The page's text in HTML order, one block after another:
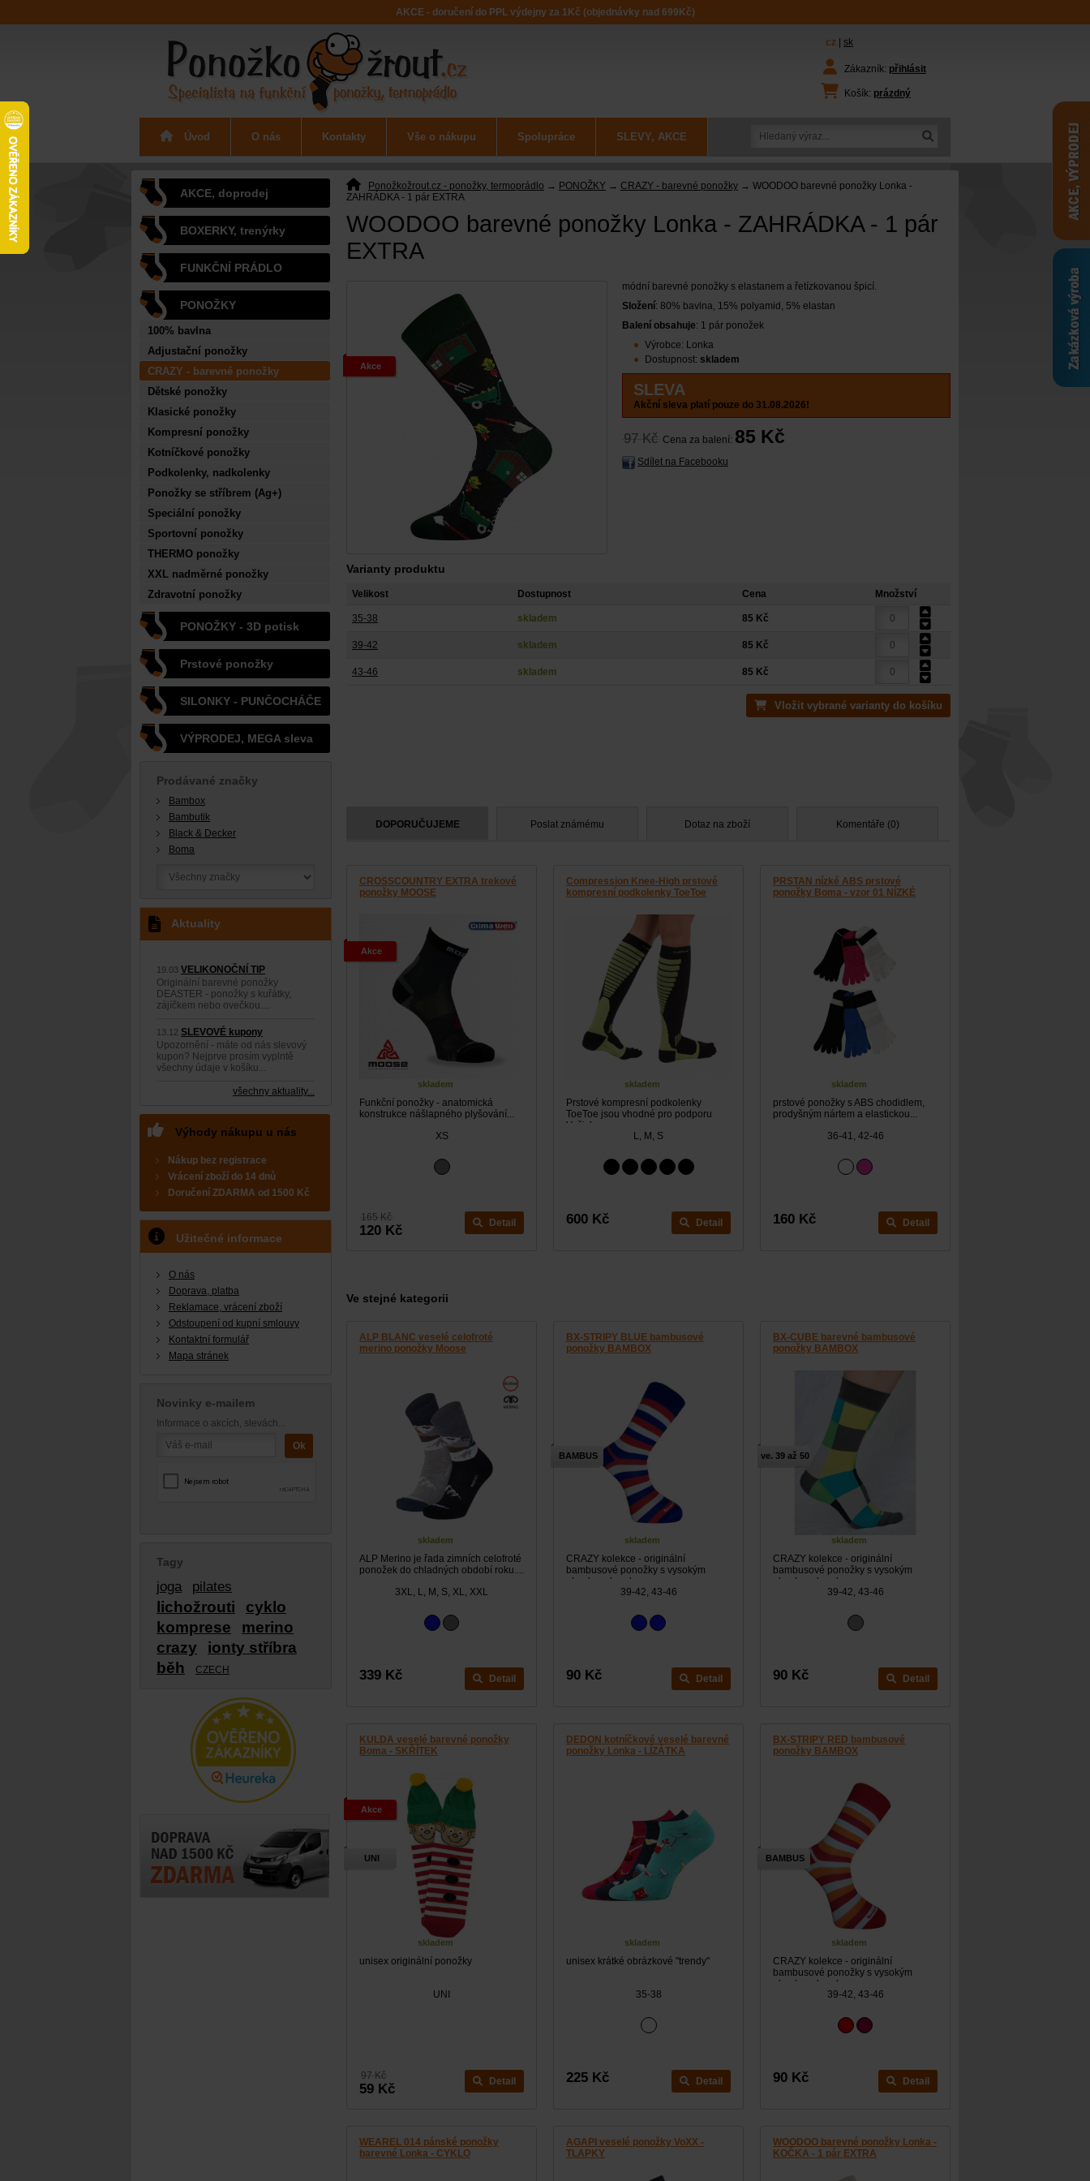
cz sk
Zákazník: přihlásit
Košík: prázdný
Úvod O nás Kontakty Vše o nákupu Spolupráce SLEVY, AKCE
Ponožkožrout.cz - ponožky, termoprádlo → PONOŽKY → CRAZY - barevné ponožky → WOODOO barevné ponožky Lonka -
ZAHRÁDKA - 1 pár EXTRA
WOODOO barevné ponožky Lonka - ZAHRÁDKA - 1 pár
EXTRA
Akce
módní barevné ponožky s elastanem a řetízkovanou špicí.
Složení: 80% bavlna, 15% polyamid, 5% elastan
Balení obsahuje: 1 pár ponožek
Výrobce: Lonka
Dostupnost: skladem
SLEVA
Akční sleva platí pouze do 31.08.2026!
97 Kč Cena za balení: 85 Kč
Sdílet na Facebooku
Varianty produktu
Velikost Dostupnost Cena Množství
35-38 skladem 85 Kč
39-42 skladem 85 Kč
43-46 skladem 85 Kč
Vložit vybrané varianty do košíku
DOPORUČUJEME Poslat známému Dotaz na zboží Komentáře (0)
CROSSCOUNTRY EXTRA trekové
ponožky MOOSE
skladem
Funkční ponožky - anatomická
konstrukce nášlapného plyšování...
XS
Akce
165 Kč
120 Kč Detail
Compression Knee-High prstové
kompresní podkolenky ToeToe
skladem
Prstové kompresní podkolenky
ToeToe jsou vhodné pro podporu
Vašich...
L, M, S
600 Kč Detail
PRSTAN nízké ABS prstové
ponožky Boma - vzor 01 NÍZKÉ
skladem
prstové ponožky s ABS chodidlem,
prodyšným nártem a elastickou...
36-41, 42-46
160 Kč Detail
Ve stejné kategorii
ALP BLANC veselé celofroté
merino ponožky Moose
skladem
ALP Merino je řada zimních celofroté
ponožek do chladných období roku....
3XL, L, M, S, XL, XXL
339 Kč Detail
BX-STRIPY BLUE bambusové
ponožky BAMBOX
skladem
CRAZY kolekce - originální
bambusové ponožky s vysokým
obsahem bambusu.
39-42, 43-46
BAMBUS
90 Kč Detail
BX-CUBE barevné bambusové
ponožky BAMBOX
skladem
CRAZY kolekce - originální
bambusové ponožky s vysokým
obsahem bambusu.
39-42, 43-46
ve. 39 až 50
90 Kč Detail
KULDA veselé barevné ponožky
Boma - SKŘÍTEK
skladem
unisex originální ponožky
UNI
UNI
Akce
97 Kč
59 Kč Detail
DEDON kotníčkové veselé barevné
ponožky Lonka - LÍZÁTKA
skladem
unisex krátké obrázkové "trendy"
35-38
225 Kč Detail
BX-STRIPY RED bambusové
ponožky BAMBOX
skladem
CRAZY kolekce - originální
bambusové ponožky s vysokým
obsahem bambusu.
39-42, 43-46
BAMBUS
90 Kč Detail
WEAREL 014 pánské ponožky
barevné Lonka - CYKLO
AGAPI veselé ponožky VoXX -
TLAPKY
WOODOO barevné ponožky Lonka -
KOČKA - 1 pár EXTRA
AKCE, doprodej
BOXERKY, trenýrky
FUNKČNÍ PRÁDLO
PONOŽKY
100% bavlna
Adjustační ponožky
CRAZY - barevné ponožky
Dětské ponožky
Klasické ponožky
Kompresní ponožky
Kotníčkové ponožky
Podkolenky, nadkolenky
Ponožky se stříbrem (Ag+)
Speciální ponožky
Sportovní ponožky
THERMO ponožky
XXL nadměrné ponožky
Zdravotní ponožky
PONOŽKY - 3D potisk
Prstové ponožky
SILONKY - PUNČOCHÁČE
VÝPRODEJ, MEGA sleva
Prodávané značky
Bambox
Bambutik
Black & Decker
Boma
Aktuality
19.03 VELIKONOČNÍ TIP
Originální barevné ponožky
DEASTER - ponožky s kuřátky,
zájíčkem nebo ovečkou....
13.12 SLEVOVÉ kupony
Upozornění - máte od nás slevový
kupon? Nejprve prosím vyplntě
všechny údaje v košíku...
všechny aktuality...
Výhody nákupu u nás
Nákup bez registrace
Vrácení zboží do 14 dnů
Doručení ZDARMA od 1500 Kč
Užitečné informace
O nás
Doprava, platba
Reklamace, vrácení zboží
Odstoupení od kupní smlouvy
Kontaktní formulář
Mapa stránek
Novinky e-mailem
Informace o akcích, slevách...
Tagy
joga pilates
lichožrouti
cyklo
komprese
merino
crazy
ionty stříbra
běh
CZECH
AKCE - doručení do PPL výdejny za 1Kč (objednávky nad 699Kč)